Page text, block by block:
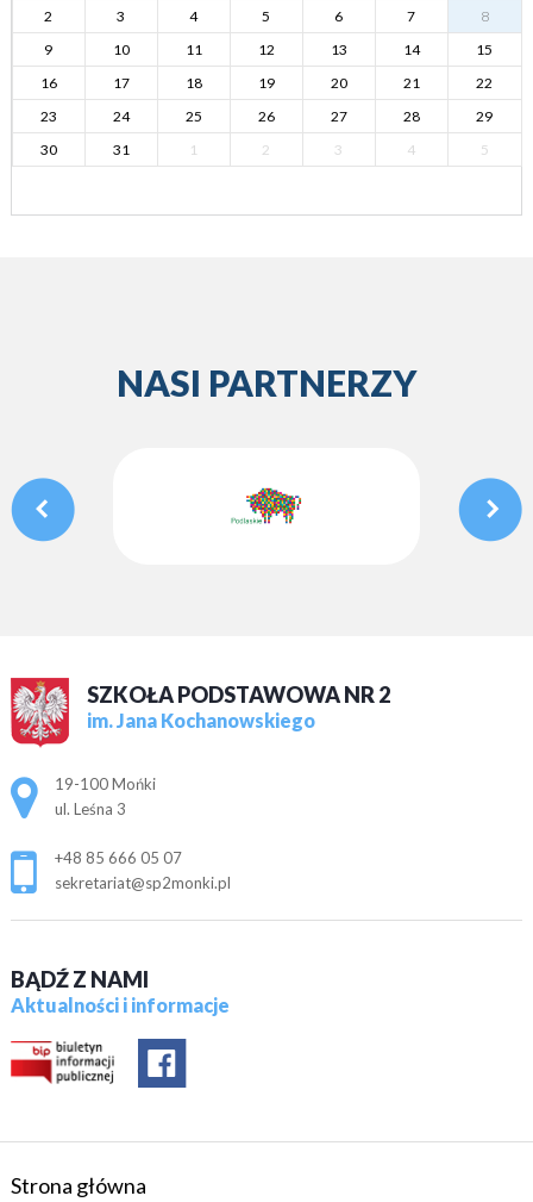
2
3 4 5 6 7
8
9
10 11 12 13 14
15
16
17 18 19 20 21
22
23
24 25 26 27 28
29
30
31 1 2 3 4 5
NASI PARTNERZY
SZKOŁA PODSTAWOWA NR 2
im. Jana Kochanowskiego
Adres pocztowy:
19-100 Mońki
ul. Leśna 3
+48 85 666 05 07
sekretariat@sp2monki.pl
BĄDŹ Z NAMI
Aktualności i informacje
Strona główna